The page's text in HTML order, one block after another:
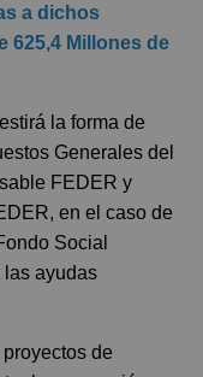
a dichos
625,4 Millones de
la forma de
Generales del
FEDER y
en el caso de
Social
las ayudas
de